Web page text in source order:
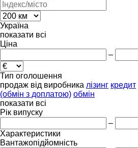
Україна
показати всі
Ціна
–
Тип оголошення
продаж від виробника лізинг кредит
(обмін з доплатою) обмін
показати всі
Рік випуску
–
Характеристики
Вантажопідйомність